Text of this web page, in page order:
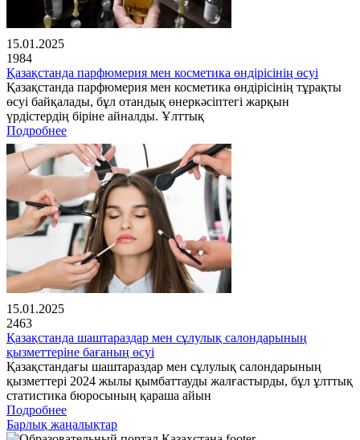
15.01.2025
1984
Қазақстанда парфюмерия мен косметика өндірісінің өсуі
Қазақстанда парфюмерия мен косметика өндірісінің тұрақты
өсуі байқалады, бұл отандық өнеркәсіптегі жарқын
үрдістердің біріне айналды. Ұлттық
Подробнее
15.01.2025
2463
Қазақстанда шаштараздар мен сұлулық салондарының
қызметтеріне бағаның өсуі
Қазақстандағы шаштараздар мен сұлулық салондарының
қызметтері 2024 жылы қымбаттауды жалғастырды, бұл ұлттық
статистика бюросының қараша айын
Подробнее
Барлық жаңалықтар